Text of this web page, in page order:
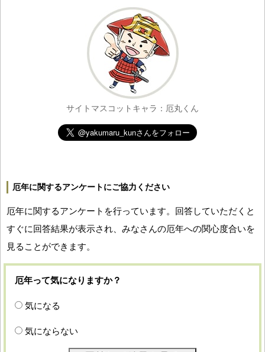
サイトマスコットキャラ：厄丸くん
厄年に関するアンケートにご協力ください
厄年に関するアンケートを行っています。回答していただくと
すぐに回答結果が表示され、みなさんの厄年への関心度合いを
見ることができます。
厄年って気になりますか？
気になる
気にならない